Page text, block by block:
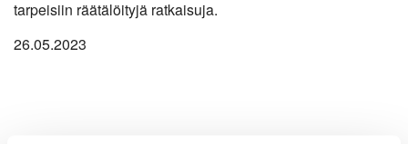
tarpeisiin räätälöityjä ratkaisuja.
26.05.2023